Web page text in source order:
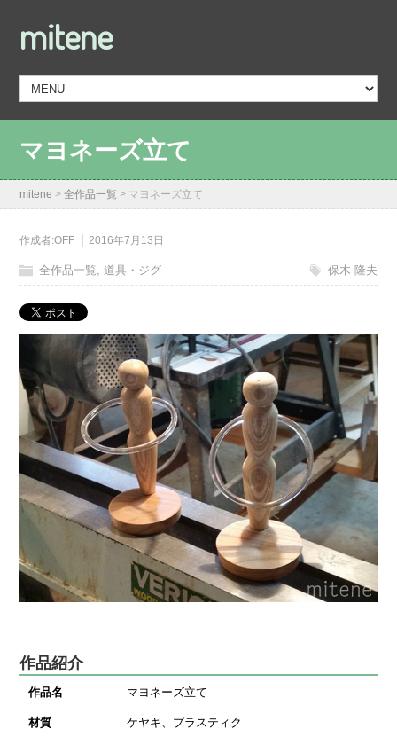
mitene
マヨネーズ立て
mitene >全作品一覧 > マヨネーズ立て
作成者:OFF 2016年7月13日
全作品一覧, 道具・ジグ 保木 隆夫
作品紹介
作品名 マヨネーズ立て
材質 ケヤキ、プラスティク